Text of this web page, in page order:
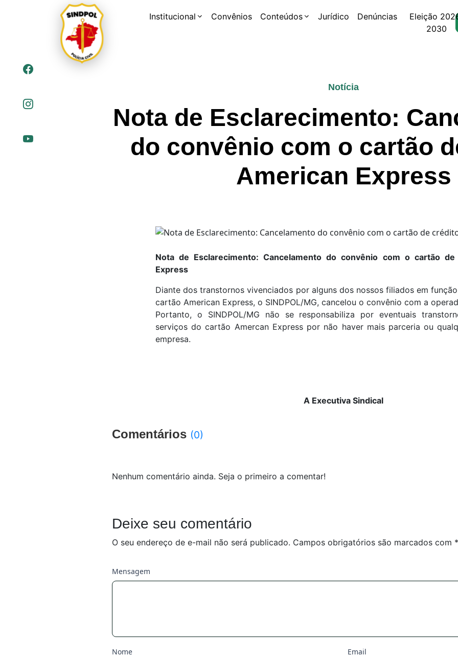
Institucional Convênios Conteúdos Jurídico Denúncias
Eleição
2030
Notícia
Nota de Esclarecimento:
do convênio com o cartão
American Express
Nota de Esclarecimento: Cancelamento do convênio com o cartão
Express
Diante dos transtornos vivenciados por alguns dos nossos filiados em
cartão American Express, o SINDPOL/MG, cancelou o convênio com a
Portanto, o SINDPOL/MG não se responsabiliza por eventuais
serviços do cartão Amercan Express por não haver mais parceria ou
empresa.
A Executiva Sindical
Comentários (0)
Nenhum comentário ainda. Seja o primeiro a comentar!
Deixe seu comentário
O seu endereço de e-mail não será publicado. Campos obrigatórios são marcados com *
Mensagem
Nome Email